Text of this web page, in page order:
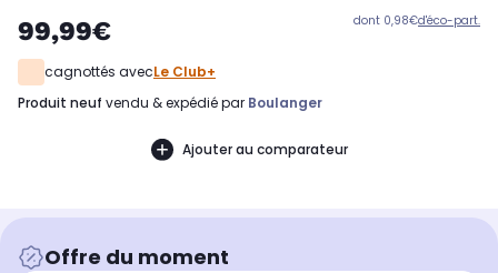
99,99€ dont 0,98€d'éco-part.
cagnottés avecLe Club+
produit neuf vendu & expédié par Boulanger
Ajouter au comparateur
Offre du moment